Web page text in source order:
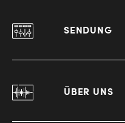
SENDUNG
ÜBER UNS